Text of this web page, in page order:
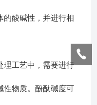
的酸碱性，并进行相
理工艺中，需要进行
性物质。酚酞碱度可